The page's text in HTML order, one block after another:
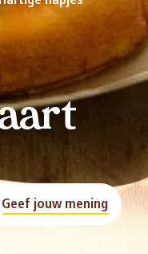
Geef jouw mening